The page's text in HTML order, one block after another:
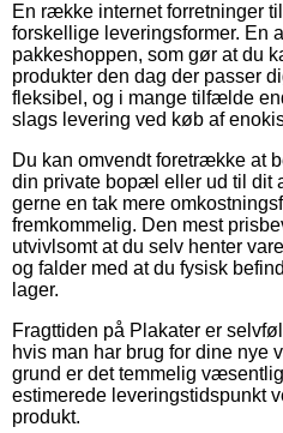
En række internet forretninger
forskellige leveringsformer. En
pakkeshoppen, som gør at du
produkter den dag der passer
fleksibel, og i mange tilfælde
slags levering ved køb af
Du kan omvendt foretrække at
din private bopæl eller ud til dit
gerne en tak mere
fremkommelig. Den mest
utvivlsomt at du selv henter
og falder med at du fysisk
lager.
Fragttiden på Plakater er
hvis man har brug for dine nye
grund er det temmelig
estimerede leveringstidspunkt
produkt.